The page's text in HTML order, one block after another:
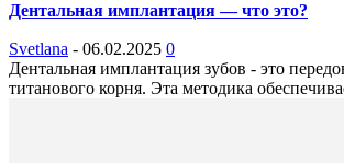
Дентальная имплантация — что это?
Svetlana - 06.02.2025 0
Дентальная имплантация зубов - это
титанового корня. Эта методика